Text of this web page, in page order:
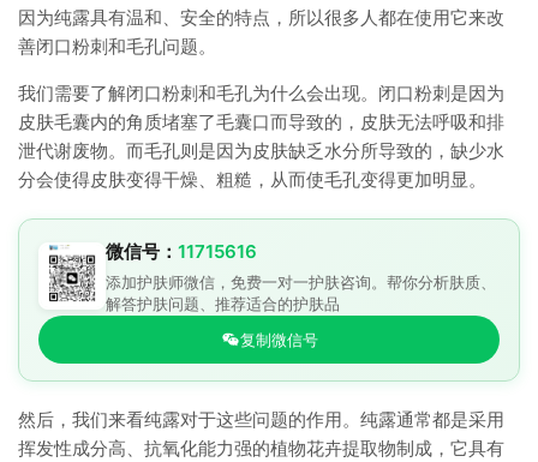
因为纯露具有温和、安全的特点，所以很多人都在使用它来改
善闭口粉刺和毛孔问题。
我们需要了解闭口粉刺和毛孔为什么会出现。闭口粉刺是因为
皮肤毛囊内的角质堵塞了毛囊口而导致的，皮肤无法呼吸和排
泄代谢废物。而毛孔则是因为皮肤缺乏水分所导致的，缺少水
分会使得皮肤变得干燥、粗糙，从而使毛孔变得更加明显。
微信号： 11715616
添加护肤师微信，免费一对一护肤咨询。帮你分析肤质、
解答护肤问题、推荐适合的护肤品
复制微信号
然后，我们来看纯露对于这些问题的作用。纯露通常都是采用
挥发性成分高、抗氧化能力强的植物花卉提取物制成，它具有